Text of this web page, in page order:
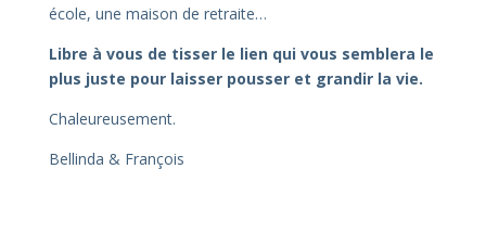
école, une maison de retraite…
Libre à vous de tisser le lien qui vous semblera le
plus juste pour laisser pousser et grandir la vie.
Chaleureusement.
Bellinda & François